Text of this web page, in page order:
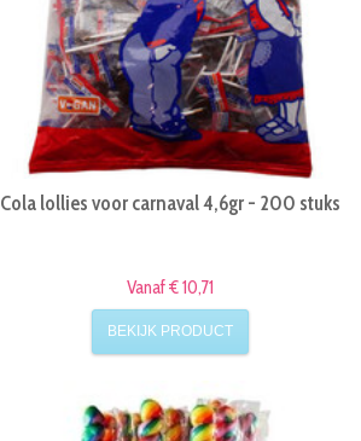
Cola lollies voor carnaval 4,6gr - 200 stuks
Vanaf € 10,71
BEKIJK PRODUCT